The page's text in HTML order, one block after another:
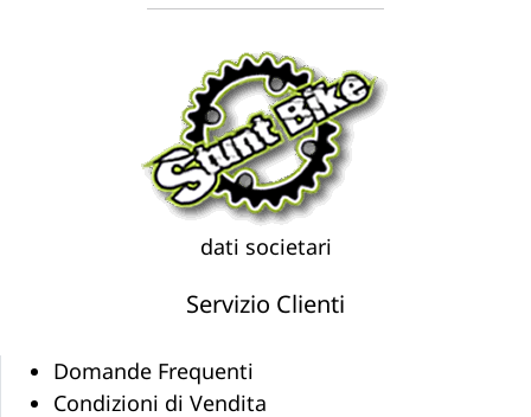
dati societari
Servizio Clienti
Domande Frequenti
Condizioni di Vendita